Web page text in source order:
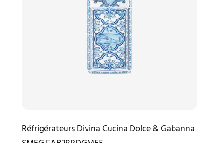
Réfrigérateurs Divina Cucina Dolce & Gabanna